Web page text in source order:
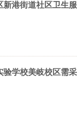
新港街道社区卫生
验学校美岐校区需